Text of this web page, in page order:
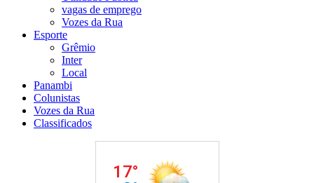
vagas de emprego
Vozes da Rua
Esporte
Grêmio
Inter
Local
Panambi
Colunistas
Vozes da Rua
Classificados